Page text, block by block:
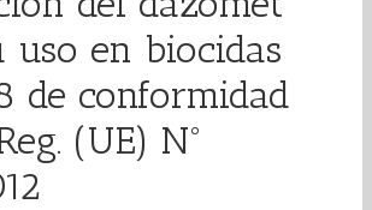
uso en biocidas
de conformidad
(UE) Nº